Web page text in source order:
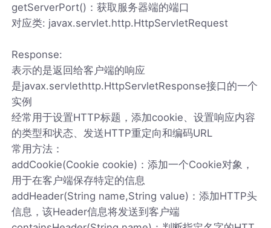
getServerPort()：获取服务器端的端口
对应类: javax.servlet.http.HttpServletRequest
Response:
表示的是返回给客户端的响应
是javax.servlethttp.HttpServletResponse接口的一个
实例
经常用于设置HTTP标题，添加cookie、设置响应内容
的类型和状态、发送HTTP重定向和编码URL
常用方法：
addCookie(Cookie cookie)：添加一个Cookie对象，
用于在客户端保存特定的信息
addHeader(String name,String value)：添加HTTP头
信息，该Header信息将发送到客户端